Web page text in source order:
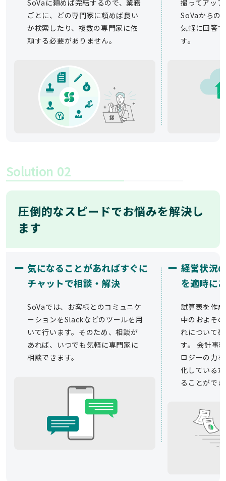
SoVaに頼めば完結するので、業務
ごとに、どの専門家に頼めば良い
か検索したり、複数の専門家に依
頼する必要がありません。
撮ってアッ
SoVaからの
気軽に回答
す。
Solution 02
圧倒的なスピードでお悩みを解決し
ます
ー 気になることがあればすぐに
チャットで相談・解決
SoVaでは、お客様とのコミュニケ
ーションをSlackなどのツールを用
いて行います。そのため、相談が
あれば、いつでも気軽に専門家に
相談できます。
ー 経営状況
を適時に
試算表を作
中のおよそ
れについて
す。 会計事
ロジーの力
化している
ることがで